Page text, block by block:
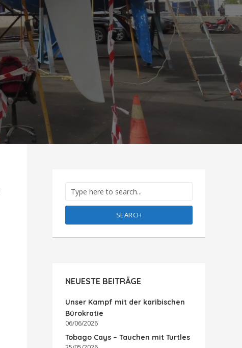
SEARCH
NEUESTE BEITRÄGE
Unser Kampf mit der karibischen
Bürokratie
06/06/2026
Tobago Cays – Tauchen mit Turtles